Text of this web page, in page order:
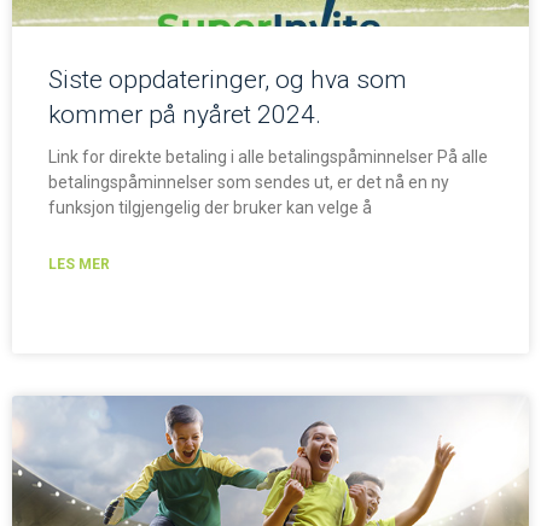
Siste oppdateringer, og hva som
kommer på nyåret 2024.
Link for direkte betaling i alle betalingspåminnelser På alle
betalingspåminnelser som sendes ut, er det nå en ny
funksjon tilgjengelig der bruker kan velge å
LES MER